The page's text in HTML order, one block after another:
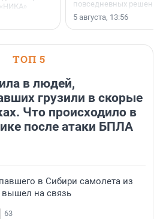
повседневных
5 августа, 13:56
ТОП 5
в людей,
грузили в скорые
Что происходило в
после атаки БПЛА
в Сибири самолета из
вышел на связь
63